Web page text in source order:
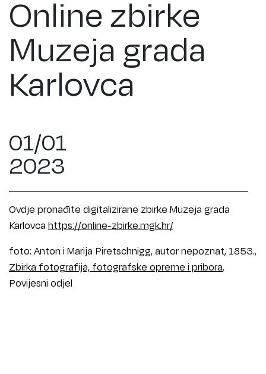
Online zbirke
Muzeja grada
Karlovca
01/01
2023
Ovdje pronađite digitalizirane zbirke Muzeja grada
Karlovca https://online-zbirke.mgk.hr/
foto: Anton i Marija Piretschnigg, autor nepoznat, 1853.,
Zbirka fotografija, fotografske opreme i pribora,
Povijesni odjel